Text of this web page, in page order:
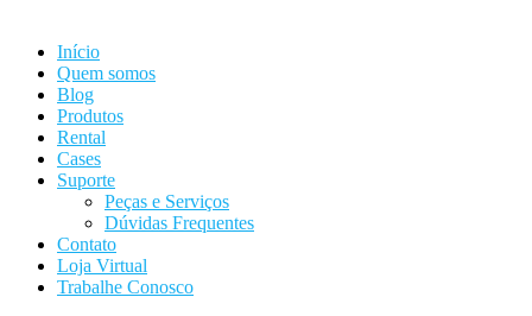
Início
Quem somos
Blog
Produtos
Rental
Cases
Suporte
Peças e Serviços
Dúvidas Frequentes
Contato
Loja Virtual
Trabalhe Conosco